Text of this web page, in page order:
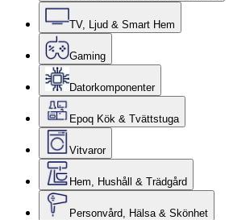
TV, Ljud & Smart Hem
Gaming
Datorkomponenter
Epoq Kök & Tvättstuga
Vitvaror
Hem, Hushåll & Trädgård
Personvård, Hälsa & Skönhet